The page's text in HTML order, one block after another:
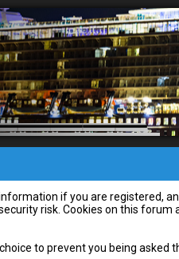
if you are registered,
risk. Cookies on this
to prevent you being